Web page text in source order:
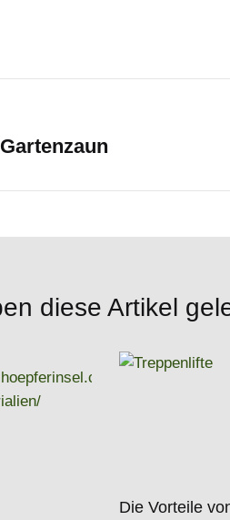
diese Artikel
Die Vorteile